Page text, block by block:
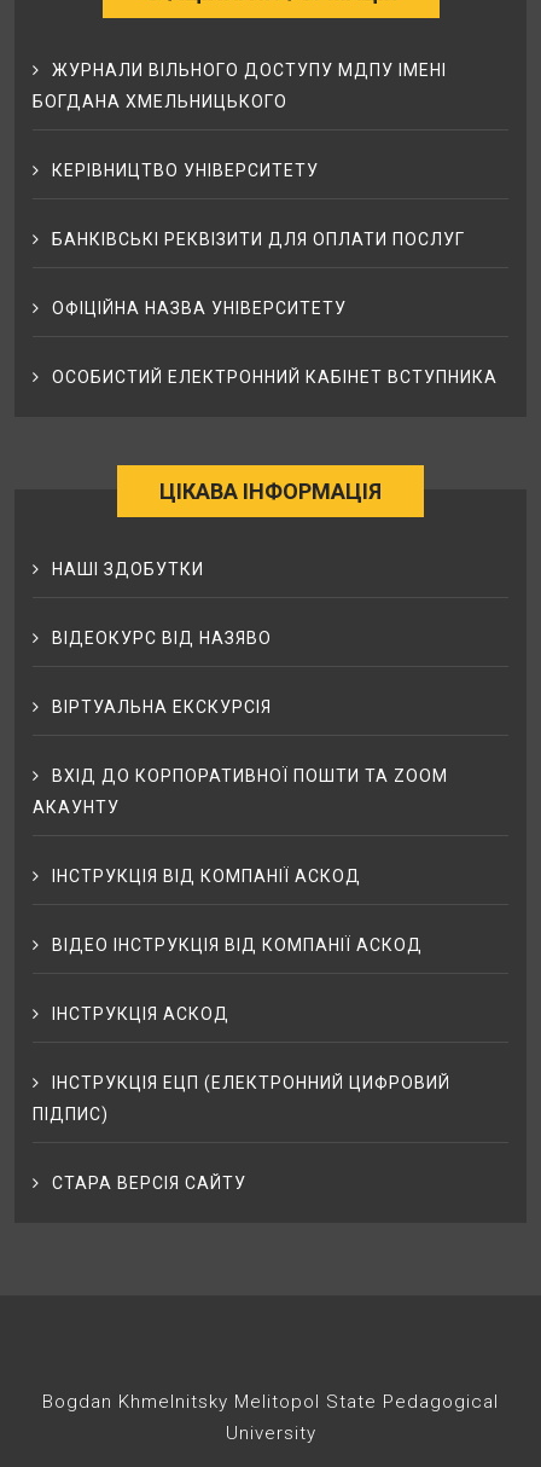
ЖУРНАЛИ ВІЛЬНОГО ДОСТУПУ МДПУ ІМЕНІ
БОГДАНА ХМЕЛЬНИЦЬКОГО
КЕРІВНИЦТВО УНІВЕРСИТЕТУ
БАНКІВСЬКІ РЕКВІЗИТИ ДЛЯ ОПЛАТИ ПОСЛУГ
ОФІЦІЙНА НАЗВА УНІВЕРСИТЕТУ
ОСОБИСТИЙ ЕЛЕКТРОННИЙ КАБІНЕТ ВСТУПНИКА
ЦІКАВА ІНФОРМАЦІЯ
НАШІ ЗДОБУТКИ
ВІДЕОКУРС ВІД НАЗЯВО
ВІРТУАЛЬНА ЕКСКУРСІЯ
ВХІД ДО КОРПОРАТИВНОЇ ПОШТИ ТА ZOOM
АКАУНТУ
ІНСТРУКЦІЯ ВІД КОМПАНІЇ АСКОД
ВІДЕО ІНСТРУКЦІЯ ВІД КОМПАНІЇ АСКОД
ІНСТРУКЦІЯ АСКОД
ІНСТРУКЦІЯ ЕЦП (ЕЛЕКТРОННИЙ ЦИФРОВИЙ
ПІДПИС)
СТАРА ВЕРСІЯ САЙТУ
Bogdan Khmelnitsky Melitopol State Pedagogical
University